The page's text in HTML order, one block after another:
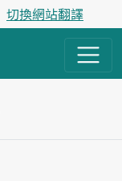
切換網站翻譯